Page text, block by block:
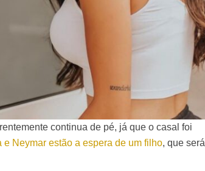
continua de pé, já que o casal foi
e Neymar estão a espera de um filho, que será